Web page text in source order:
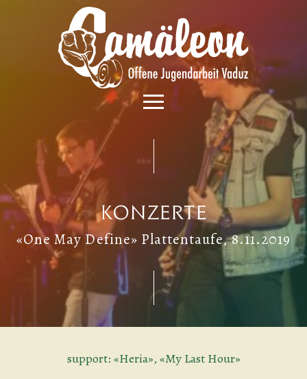
Konzerte
«One May Define» Plattentaufe, 8.11.2019
support: «Heria», «My Last Hour»